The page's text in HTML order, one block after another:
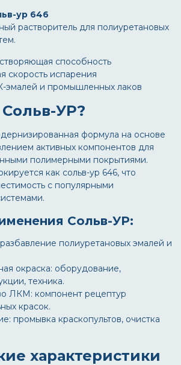
ур 646
растворитель для полиуретановых
способность
скорость испарения
эмалей и промышленных лаков
УР?
формула на основе
активных компонентов для
полимерными покрытиями.
как сольв-ур 646, что
с популярными
Сольв-УР:
полиуретановых эмалей и
окраска: оборудование,
техника.
ЛКМ: компонент рецептур
красок.
промывка краскопультов, очистка
характеристики